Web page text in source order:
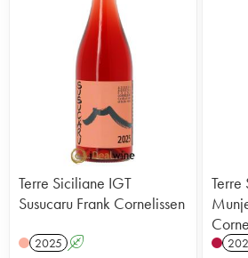
L'encépagement est composé
mascalese, alicante bouschet,
francese, nerello capuccio,
pour les rouges et carricante,
coda di volpe pour les blancs.
domaine est travaillé très
nouvelles plantations se font en
massales, du compost naturel est
sarrasin notamment) et aucun
appliqué à part du sulfate de
dans les millésimes les plus
Les rendements sont très faibles
qui s'effectuent en plusieurs
Terre Siciliane IGT
Susucaru Frank Cornelissen
2025 A
Terre